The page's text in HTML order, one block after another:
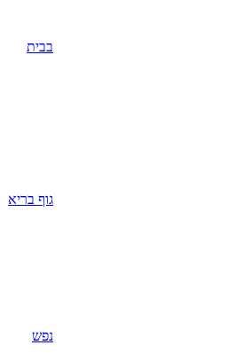
בבית
גוף בריא
נפש